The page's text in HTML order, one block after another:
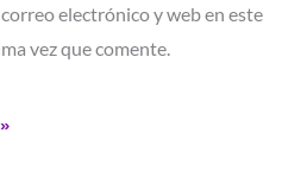
electrónico y web en este
vez que comente.